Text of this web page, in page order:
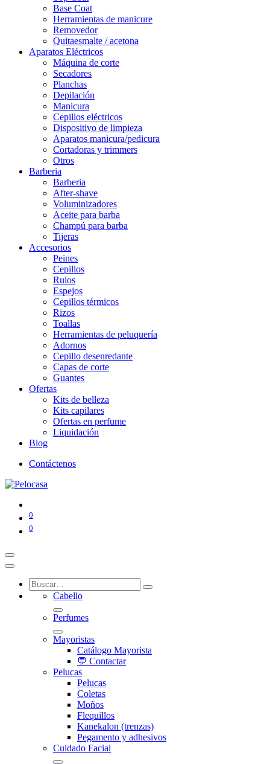
Base Coat
Herramientas de manicure
Removedor
Quitaesmalte / acetona
Aparatos Eléctricos
Máquina de corte
Secadores
Planchas
Depilación
Manicura
Cepillos eléctricos
Dispositivo de limpieza
Aparatos manicura/pedicura
Cortadoras y trimmers
Otros
Barberia
Barberia
After-shave
Voluminizadores
Aceite para barba
Champú para barba
Tijeras
Accesorios
Peines
Cepillos
Rulos
Espejos
Cepillos térmicos
Rizos
Toallas
Herramientas de peluquería
Adornos
Cepillo desenredante
Capas de corte
Guantes
Ofertas
Kits de belleza
Kits capilares
Ofertas en perfume
Liquidación
Blog
Contáctenos
0
0
Cabello
Perfumes
Mayoristas
Catálogo Mayorista
💬 Contactar
Pelucas
Pelucas
Coletas
Moños
Flequillos
Kanekalon (trenzas)
Pegamento y adhesivos
Cuidado Facial